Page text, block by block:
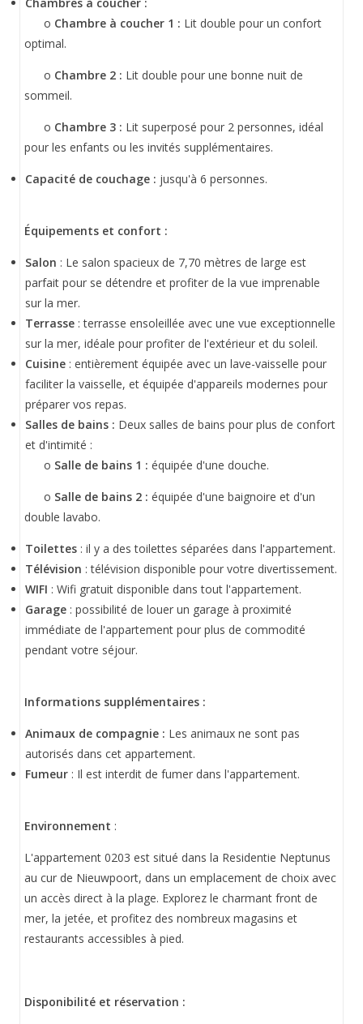
o Chambre à coucher 1 : Lit double pour un confort
optimal.
o Chambre 2 : Lit double pour une bonne nuit de
sommeil.
o Chambre 3 : Lit superposé pour 2 personnes, idéal
pour les enfants ou les invités supplémentaires.
Capacité de couchage : jusqu'à 6 personnes.
Équipements et confort :
Salon : Le salon spacieux de 7,70 mètres de large est
parfait pour se détendre et profiter de la vue imprenable
sur la mer.
Terrasse : terrasse ensoleillée avec une vue exceptionnelle
sur la mer, idéale pour profiter de l'extérieur et du soleil.
Cuisine : entièrement équipée avec un lave-vaisselle pour
faciliter la vaisselle, et équipée d'appareils modernes pour
préparer vos repas.
Salles de bains : Deux salles de bains pour plus de confort
et d'intimité :
o Salle de bains 1 : équipée d'une douche.
o Salle de bains 2 : équipée d'une baignoire et d'un
double lavabo.
Toilettes : il y a des toilettes séparées dans l'appartement.
Télévision : télévision disponible pour votre divertissement.
WIFI : Wifi gratuit disponible dans tout l'appartement.
Garage : possibilité de louer un garage à proximité
immédiate de l'appartement pour plus de commodité
pendant votre séjour.
Informations supplémentaires :
Animaux de compagnie : Les animaux ne sont pas
autorisés dans cet appartement.
Fumeur : Il est interdit de fumer dans l'appartement.
Environnement :
L'appartement 0203 est situé dans la Residentie Neptunus
au cur de Nieuwpoort, dans un emplacement de choix avec
un accès direct à la plage. Explorez le charmant front de
mer, la jetée, et profitez des nombreux magasins et
restaurants accessibles à pied.
Disponibilité et réservation :